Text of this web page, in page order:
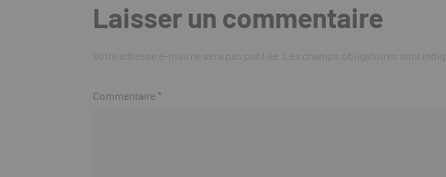
Laisser un commentaire
Commentaire *